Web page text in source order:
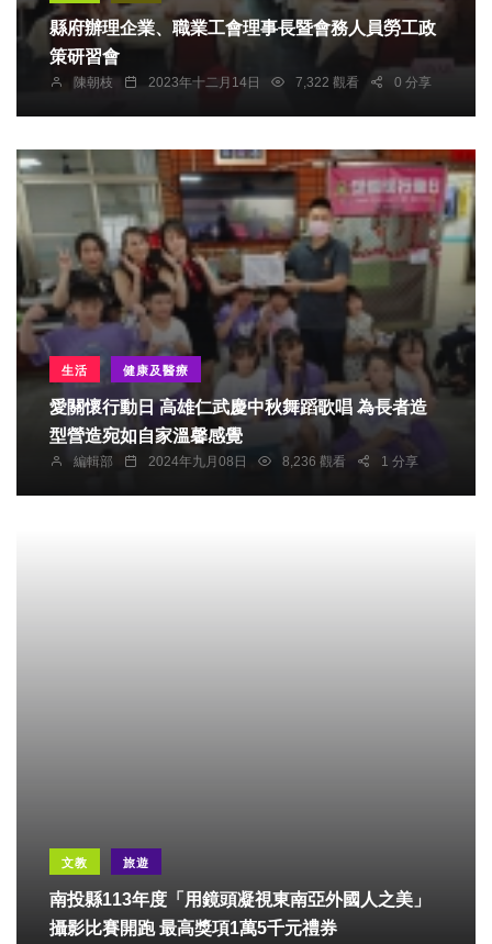
縣府辦理企業、職業工會理事長暨會務人員勞工政
策研習會
陳朝枝 2023年十二月14日 7,322 觀看 0 分享
生活 健康及醫療
愛關懷行動日 高雄仁武慶中秋舞蹈歌唱 為長者造
型營造宛如自家溫馨感覺
編輯部 2024年九月08日 8,236 觀看 1 分享
文教 旅遊
南投縣113年度「用鏡頭凝視東南亞外國人之美」
攝影比賽開跑 最高獎項1萬5千元禮券